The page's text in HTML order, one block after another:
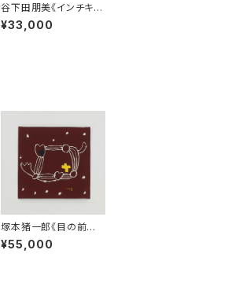
谷下田朋美《インチキ？
でも楽しいよ！》
¥33,000
塚本猪一郎《目の前に
在る物》
¥55,000